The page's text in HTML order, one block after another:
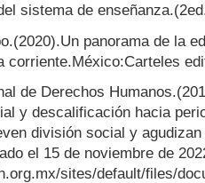
sistema de
panorama de la
corriente.México:Carteles
de Derechos
y descalificación hacia
división social y
el 15 de noviembre de
sites/default/files/